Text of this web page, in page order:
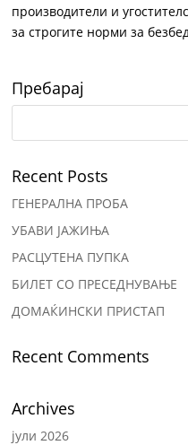
производители и
за строгите норми за
Пребарај
Recent Posts
ГЕНЕРАЛНА ПРОБА
УБАВИ ЈАЖИЊА
РАСЦУТЕНА ПУПКА
БИЛЕТ СО ПРЕСЕДНУВАЊЕ
ДОМАЌИНСКИ ПРИСТАП
Recent Comments
Archives
јули 2026